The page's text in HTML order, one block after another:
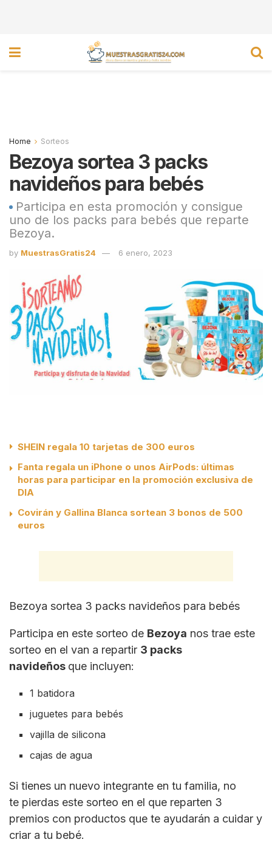
Home Sorteos
Bezoya sortea 3 packs
navideños para bebés
Participa en esta promoción y consigue
uno de los packs para bebés que reparte
Bezoya.
by MuestrasGratis24 6 enero, 2023
SHEIN regala 10 tarjetas de 300 euros
Fanta regala un iPhone o unos AirPods: últimas
horas para participar en la promoción exclusiva de
DIA
Covirán y Gallina Blanca sortean 3 bonos de 500
euros
Bezoya sortea 3 packs navideños para bebés
Participa en este sorteo de Bezoya nos trae este
sorteo en el van a repartir 3 packs
navideños que incluyen:
1 batidora
juguetes para bebés
vajilla de silicona
cajas de agua
Si tienes un nuevo integrante en tu familia, no
te pierdas este sorteo en el que reparten 3
premios con productos que te ayudarán a cuidar y
criar a tu bebé.